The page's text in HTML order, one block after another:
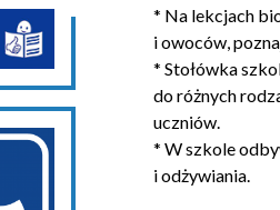
* Na lekcjach
i owoców,
* Stołówka
do różnych
uczniów.
* W szkole
i odżywiania.